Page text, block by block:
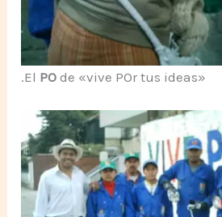
.El PO de «vive POr tus ideas»